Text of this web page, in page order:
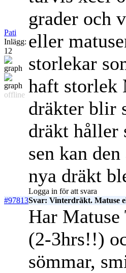
Pati
Inlägg:
12
offline
grader och
eller
storlekar
haft storlek
dräkter blir
dräkt håller
sen kan
nya dräkt
Logga in för att svara
#97813Svar: Vinterdräkt. Matuse
Har
(2-3hrs!!)
sömmar,